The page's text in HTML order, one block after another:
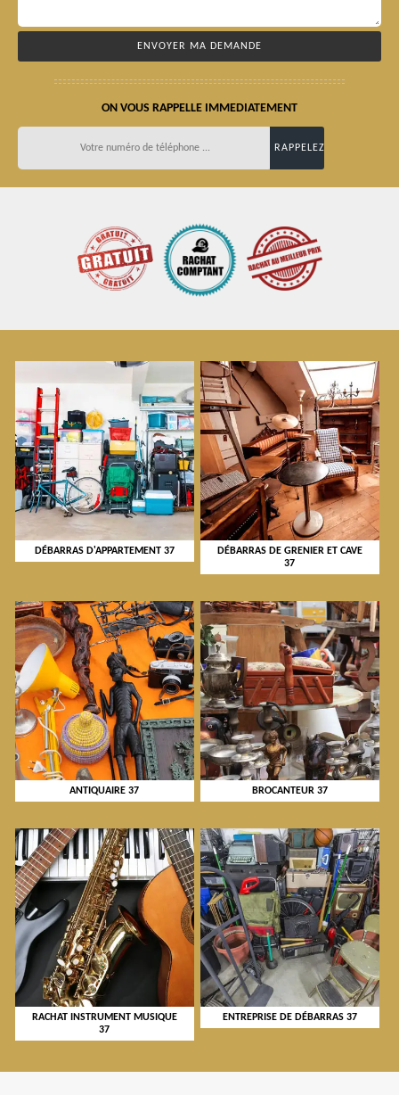
ON VOUS RAPPELLE IMMEDIATEMENT
DÉBARRAS D'APPARTEMENT 37
DÉBARRAS DE GRENIER ET CAVE
37
ANTIQUAIRE 37 BROCANTEUR 37
RACHAT INSTRUMENT MUSIQUE
37
ENTREPRISE DE DÉBARRAS 37